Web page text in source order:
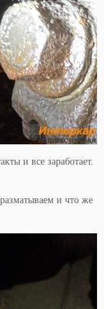
и все заработает.
и что же